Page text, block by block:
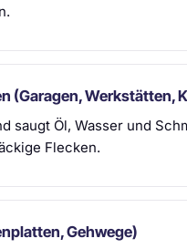
(Garagen, Werkstätten,
saugt Öl, Wasser und
Flecken.
Gehwege)